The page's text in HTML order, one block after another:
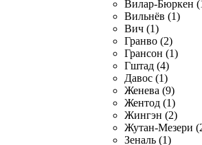
Вилар-Бюркен
Вильнёв (1)
Вич (1)
Гранво (2)
Грансон (1)
Гштад (4)
Давос (1)
Женева (9)
Жентод (1)
Жингэн (2)
Жутан-Мезери
Зеналь (1)